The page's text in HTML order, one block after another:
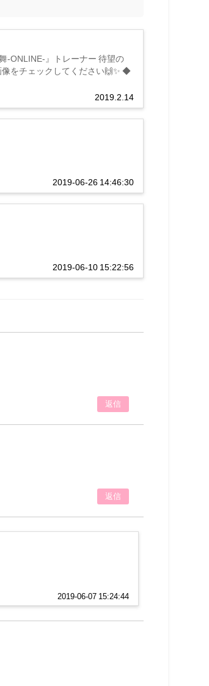
2019.2.14
-ONLINE-』トレーナー 待望の
像をチェックしてください🙌✨ ◆
2019-06-26 14:46:30
2019-06-10 15:22:56
返信
返信
2019-06-07 15:24:44